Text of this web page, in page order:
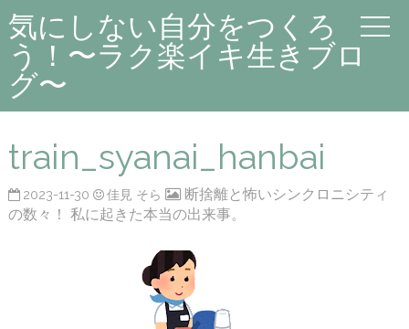
気にしない自分をつくろ
う！〜ラク楽イキ生きブロ
グ〜
train_syanai_hanbai
2023-11-30 佳見 そら
断捨離と怖いシンクロニシティ
の数々！ 私に起きた本当の出来事。